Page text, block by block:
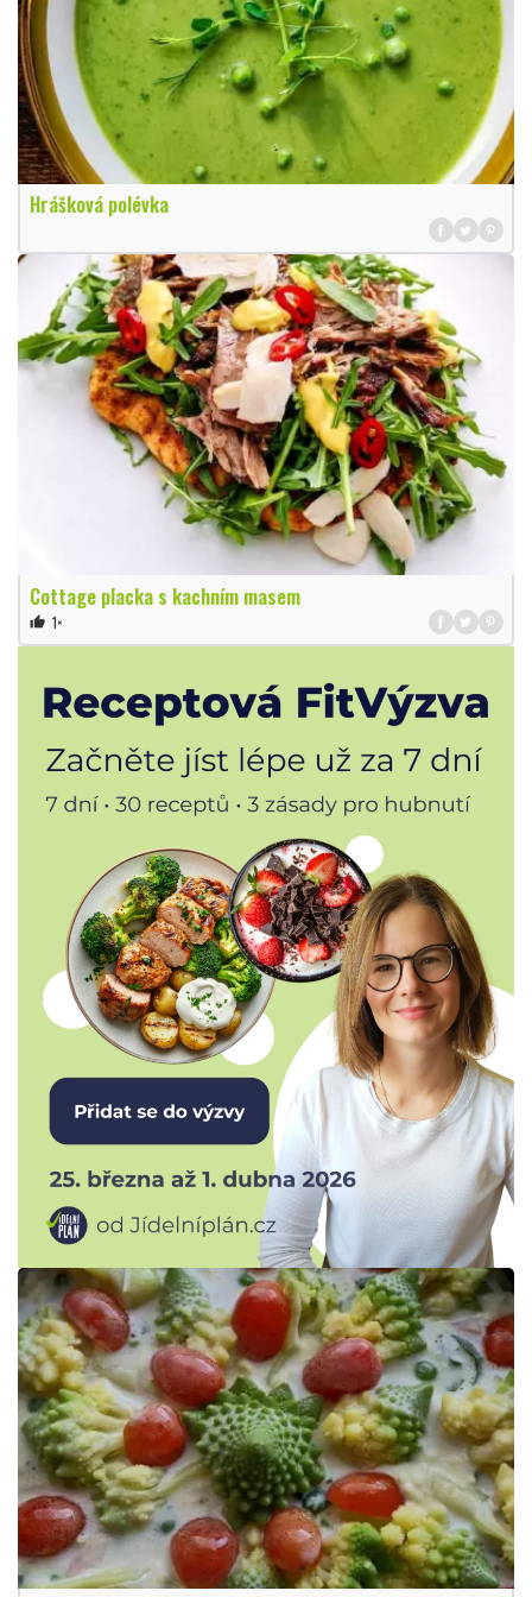
Hrášková polévka
Cottage placka s kachním masem
thumb_up 1×